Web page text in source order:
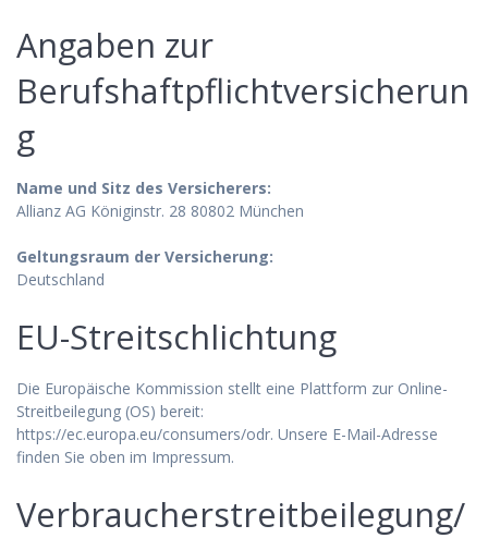
Angaben zur
Berufshaftpflichtversicherun
g
Name und Sitz des Versicherers:
Allianz AG Königinstr. 28 80802 München
Geltungsraum der Versicherung:
Deutschland
EU-Streitschlichtung
Die Europäische Kommission stellt eine Plattform zur Online-
Streitbeilegung (OS) bereit:
https://ec.europa.eu/consumers/odr. Unsere E-Mail-Adresse
finden Sie oben im Impressum.
Verbraucherstreitbeilegung/